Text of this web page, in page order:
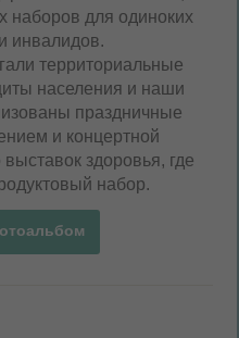
наборов для одиноких
инвалидов.
территориальные
населения и наши
праздничные
и концертной
здоровья, где
набор.